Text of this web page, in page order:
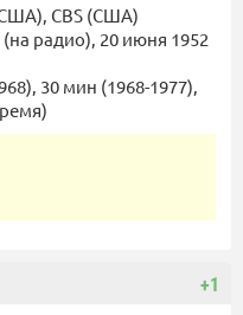
CBS (США)
радио), 20 июня 1952
30 мин (1968-1977),
+1